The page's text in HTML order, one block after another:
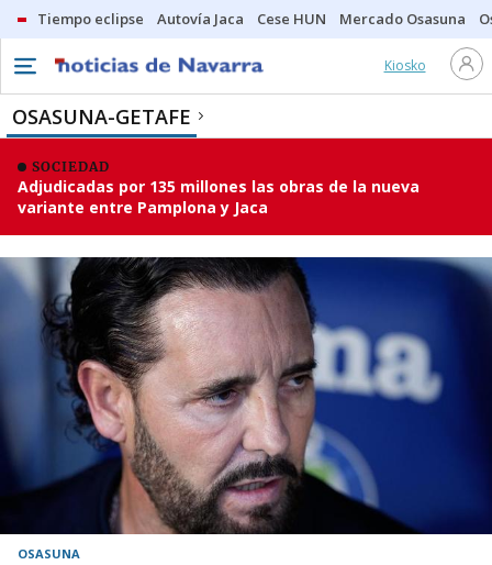
Tiempo eclipse Autovía Jaca Cese HUN Mercado Osasuna
Kiosko
OSASUNA-GETAFE
SOCIEDAD
Adjudicadas por 135 millones las obras de la nueva
variante entre Pamplona y Jaca
OSASUNA